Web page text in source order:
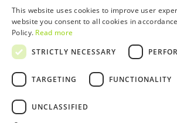
Notícias
Restaurantes
Cartão WOW
Grupos e Eventos
Serviço Educativo
Política de
Trabalha
Livro de
This website uses cookies to improve user
website you consent to all cookies in
Policy. Read more
STRICTLY NECESSARY
TARGETING FUNCTIONALITY
UNCLASSIFIED